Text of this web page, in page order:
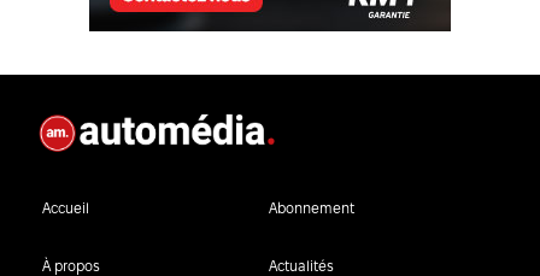
Accueil Abonnement
À propos Actualités